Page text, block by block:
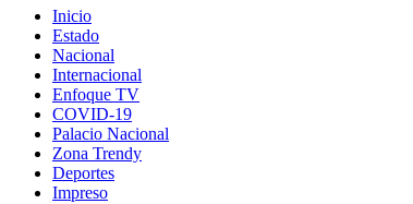
Inicio
Estado
Nacional
Internacional
Enfoque TV
COVID-19
Palacio Nacional
Zona Trendy
Deportes
Impreso